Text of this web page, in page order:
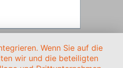
Wenn Sie auf die
wir und die beteiligten